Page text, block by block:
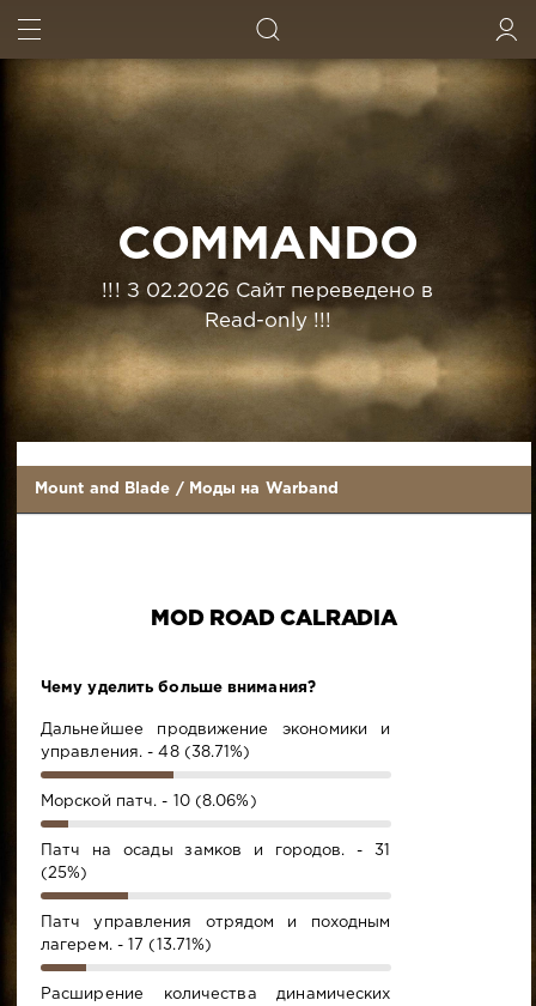
COMMANDO
!!! З 02.2026 Сайт переведено в
Read-only !!!
Mount and Blade / Моды на Warband
MOD ROAD CALRADIA
Чему уделить больше внимания?
Дальнейшее продвижение экономики и
управления. - 48 (38.71%)
Морской патч. - 10 (8.06%)
Патч на осады замков и городов. - 31
(25%)
Патч управления отрядом и походным
лагерем. - 17 (13.71%)
Расширение количества динамических